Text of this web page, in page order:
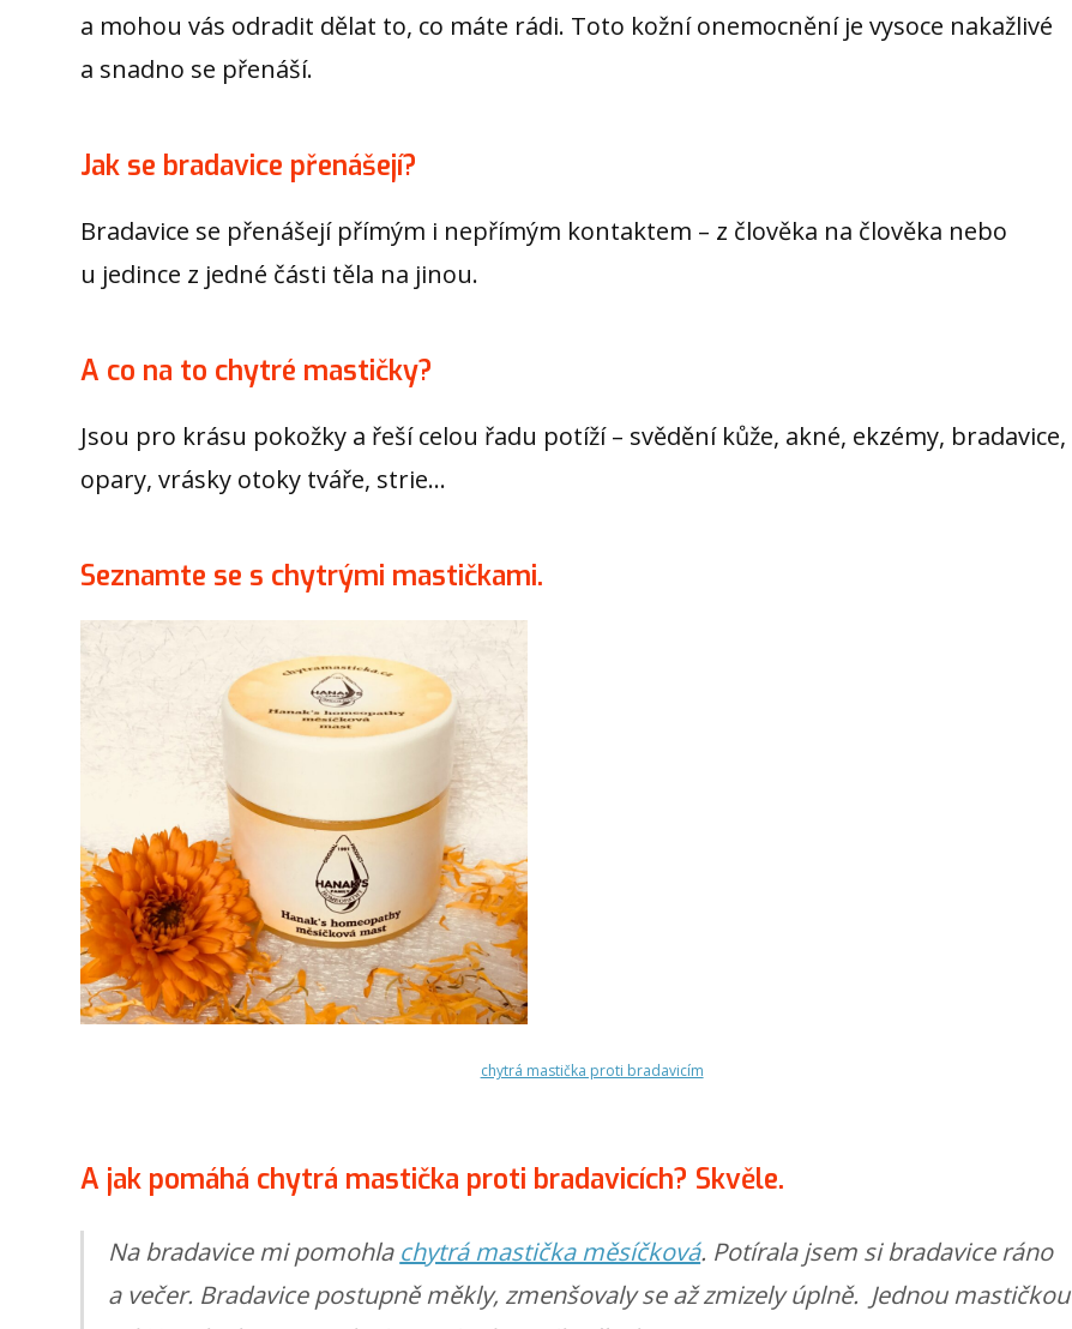
a mohou vás odradit dělat to, co máte rádi. Toto kožní onemocnění je vysoce nakažlivé
a snadno se přenáší.
Jak se bradavice přenášejí?
Bradavice se přenášejí přímým i nepřímým kontaktem – z člověka na člověka nebo
u jedince z jedné části těla na jinou.
A co na to chytré mastičky?
Jsou pro krásu pokožky a řeší celou řadu potíží – svědění kůže, akné, ekzémy, bradavice,
opary, vrásky otoky tváře, strie…
Seznamte se s chytrými mastičkami.
chytrá mastička proti bradavicím
A jak pomáhá chytrá mastička proti bradavicích? Skvěle.
Na bradavice mi pomohla chytrá mastička měsíčková. Potírala jsem si bradavice ráno
a večer. Bradavice postupně měkly, zmenšovaly se až zmizely úplně. Jednou mastičkou